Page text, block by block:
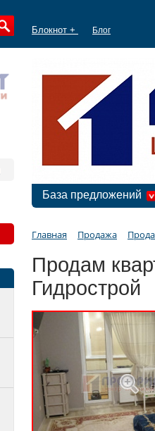
Блокнот + Блог
База предложений
Главная Продажа
Продам
Гидрострой